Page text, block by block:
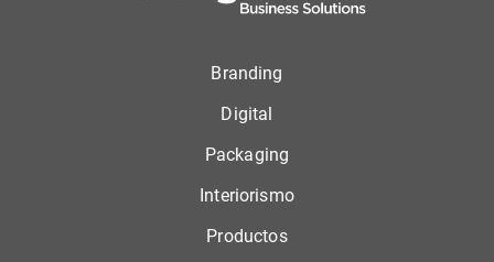
Branding
Digital
Packaging
Interiorismo
Productos